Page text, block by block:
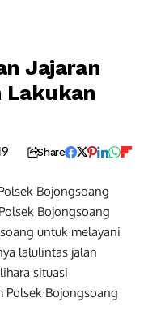
Jajaran
Lakukan
Share
Bojongsoang
Bojongsoang
untuk melayani
lalulintas jalan
situasi
Polsek Bojongsoang